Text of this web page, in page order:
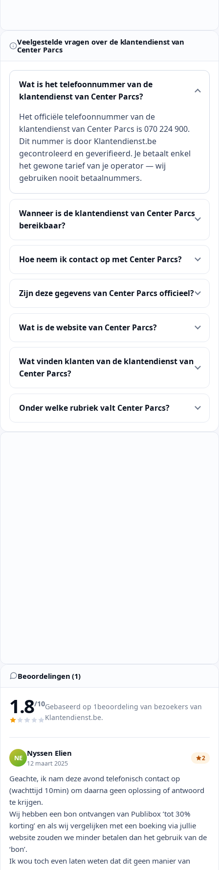
Veelgestelde vragen over de klantendienst van
Center Parcs
Wat is het telefoonnummer van de
klantendienst van Center Parcs?
Het officiële telefoonnummer van de
klantendienst van Center Parcs is 070 224 900.
Dit nummer is door Klantendienst.be
gecontroleerd en geverifieerd. Je betaalt enkel
het gewone tarief van je operator — wij
gebruiken nooit betaalnummers.
Wanneer is de klantendienst van Center Parcs
bereikbaar?
Hoe neem ik contact op met Center Parcs?
Zijn deze gegevens van Center Parcs officieel?
Wat is de website van Center Parcs?
Wat vinden klanten van de klantendienst van
Center Parcs?
Onder welke rubriek valt Center Parcs?
Beoordelingen (1)
1.8/10Gebaseerd op 1beoordeling van bezoekers van
Klantendienst.be.
NE Nyssen Elien
12 maart 2025
2
Geachte, ik nam deze avond telefonisch contact op
(wachttijd 10min) om daarna geen oplossing of antwoord
te krijgen.
Wij hebben een bon ontvangen van Publibox ’tot 30%
korting’ en als wij vergelijken met een boeking via jullie
website zouden we minder betalen dan het gebruik van de
‘bon’.
Ik wou toch even laten weten dat dit geen manier van